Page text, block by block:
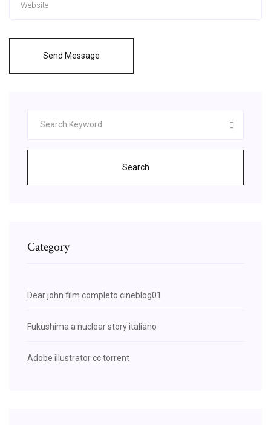
Send Message
Search
Category
Dear john film completo cineblog01
Fukushima a nuclear story italiano
Adobe illustrator cc torrent